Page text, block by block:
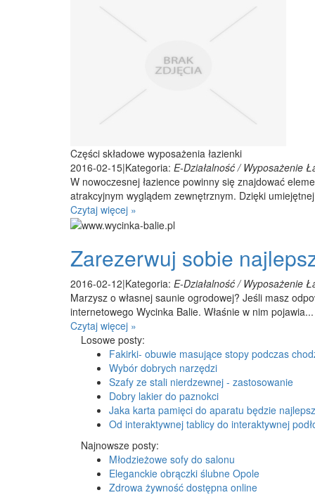
Części składowe wyposażenia łazienki
2016-02-15|Kategoria: E-Działalność / Wyposażenie
W nowoczesnej łazience powinny się znajdować
atrakcyjnym wyglądem zewnętrznym. Dzięki
Czytaj więcej »
Zarezerwuj sobie
2016-02-12|Kategoria: E-Działalność / Wyposażenie
Marzysz o własnej saunie ogrodowej? Jeśli masz
internetowego Wycinka Balie. Właśnie w nim pojawia...
Czytaj więcej »
Losowe posty:
Fakirki- obuwie masujące stopy podczas
Wybór dobrych narzędzi
Szafy ze stali nierdzewnej - zastosowanie
Dobry lakier do paznokci
Jaka karta pamięci do aparatu będzie
Od interaktywnej tablicy do interaktywnej
Najnowsze posty:
Młodzieżowe sofy do salonu
Eleganckie obrączki ślubne Opole
Zdrowa żywność dostępna online